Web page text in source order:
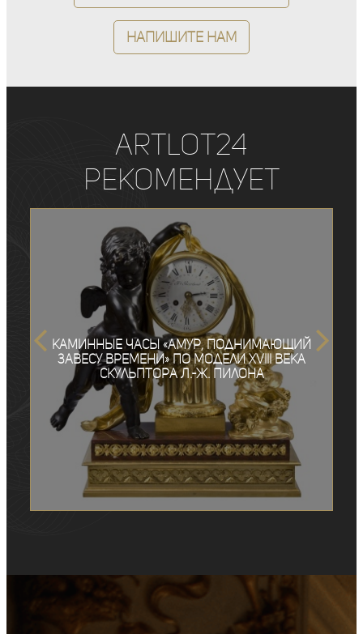
Напишите нам
ArtLot24
рекомендует
Каминные часы «Амур, поднимающий
завесу Времени» по модели XVIII века
скульптора Л.-Ж. Пилона